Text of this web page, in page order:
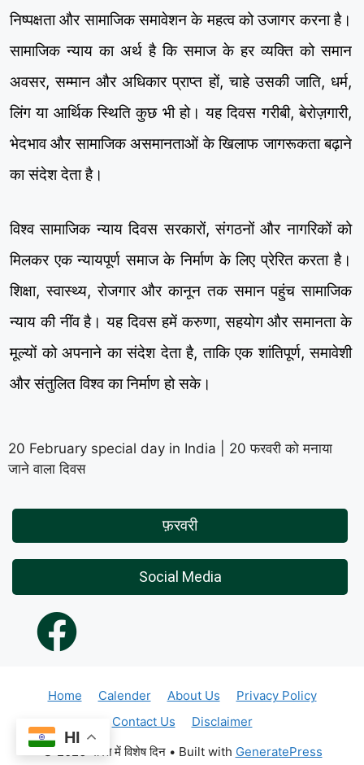
निष्पक्षता और सामाजिक समावेशन के महत्व को उजागर करना है।
सामाजिक न्याय का अर्थ है कि समाज के हर व्यक्ति को समान
अवसर, सम्मान और अधिकार प्राप्त हों, चाहे उसकी जाति, धर्म,
लिंग या आर्थिक स्थिति कुछ भी हो। यह दिवस गरीबी, बेरोज़गारी,
भेदभाव और सामाजिक असमानताओं के खिलाफ जागरूकता बढ़ाने
का संदेश देता है।
विश्व सामाजिक न्याय दिवस सरकारों, संगठनों और नागरिकों को
मिलकर एक न्यायपूर्ण समाज के निर्माण के लिए प्रेरित करता है।
शिक्षा, स्वास्थ्य, रोजगार और कानून तक समान पहुंच सामाजिक
न्याय की नींव है। यह दिवस हमें करुणा, सहयोग और समानता के
मूल्यों को अपनाने का संदेश देता है, ताकि एक शांतिपूर्ण, समावेशी
और संतुलित विश्व का निर्माण हो सके।
20 February special day in India | 20 फरवरी को मनाया
जाने वाला दिवस
फ़रवरी
Social Media
Home Calender About Us
Privacy Policy
Contact Us
Disclaimer
© 2026 भारत में विशेष दिन• Built with GeneratePress
HI